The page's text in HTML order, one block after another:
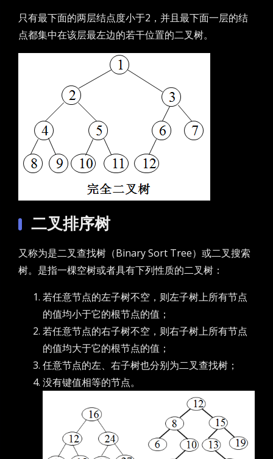
只有最下面的两层结点度小于2，并且最下面一层的结
点都集中在该层最左边的若干位置的二叉树。
二叉排序树
又称为是二叉查找树（Binary Sort Tree）或二叉搜索
树。是指一棵空树或者具有下列性质的二叉树：
若任意节点的左子树不空，则左子树上所有节点
的值均小于它的根节点的值；
若任意节点的右子树不空，则右子树上所有节点
的值均大于它的根节点的值；
任意节点的左、右子树也分别为二叉查找树；
没有键值相等的节点。